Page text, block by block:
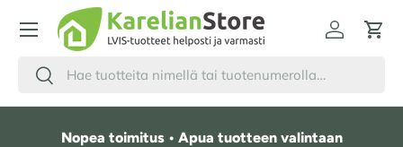
HYPPÄÄ SISÄLTÖÖN
Hae
Etsi
Kirjaudu
Nopea toimitus • Apua tuotteen valintaan